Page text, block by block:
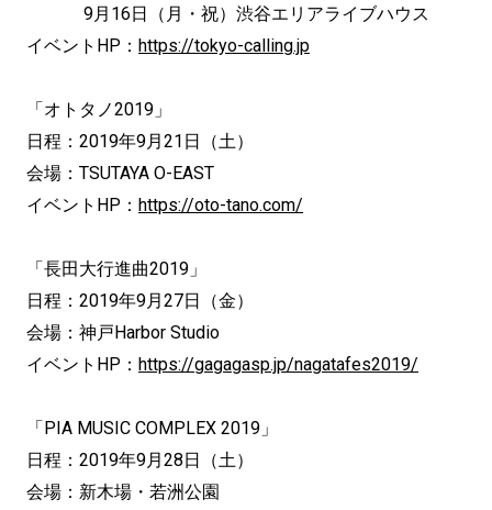
9月16日（月・祝）渋谷エリアライブハウス
イベントHP： https://tokyo-calling.jp
「オトタノ2019」
日程：2019年9月21日（土）
会場：TSUTAYA O-EAST
イベントHP： https://oto-tano.com/
「長田大行進曲2019」
日程：2019年9月27日（金）
会場：神戸Harbor Studio
イベントHP： https://gagagasp.jp/nagatafes2019/
「PIA MUSIC COMPLEX 2019」
日程：2019年9月28日（土）
会場：新木場・若洲公園